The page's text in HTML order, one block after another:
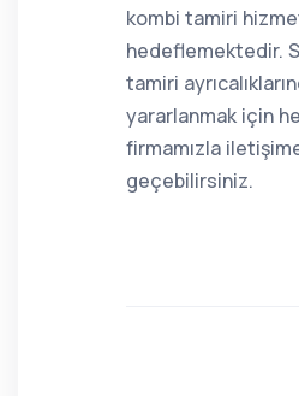
kombi tamiri
hedeflemektedir.
tamiri
yararlanmak için
firmamızla
geçebilirsiniz.